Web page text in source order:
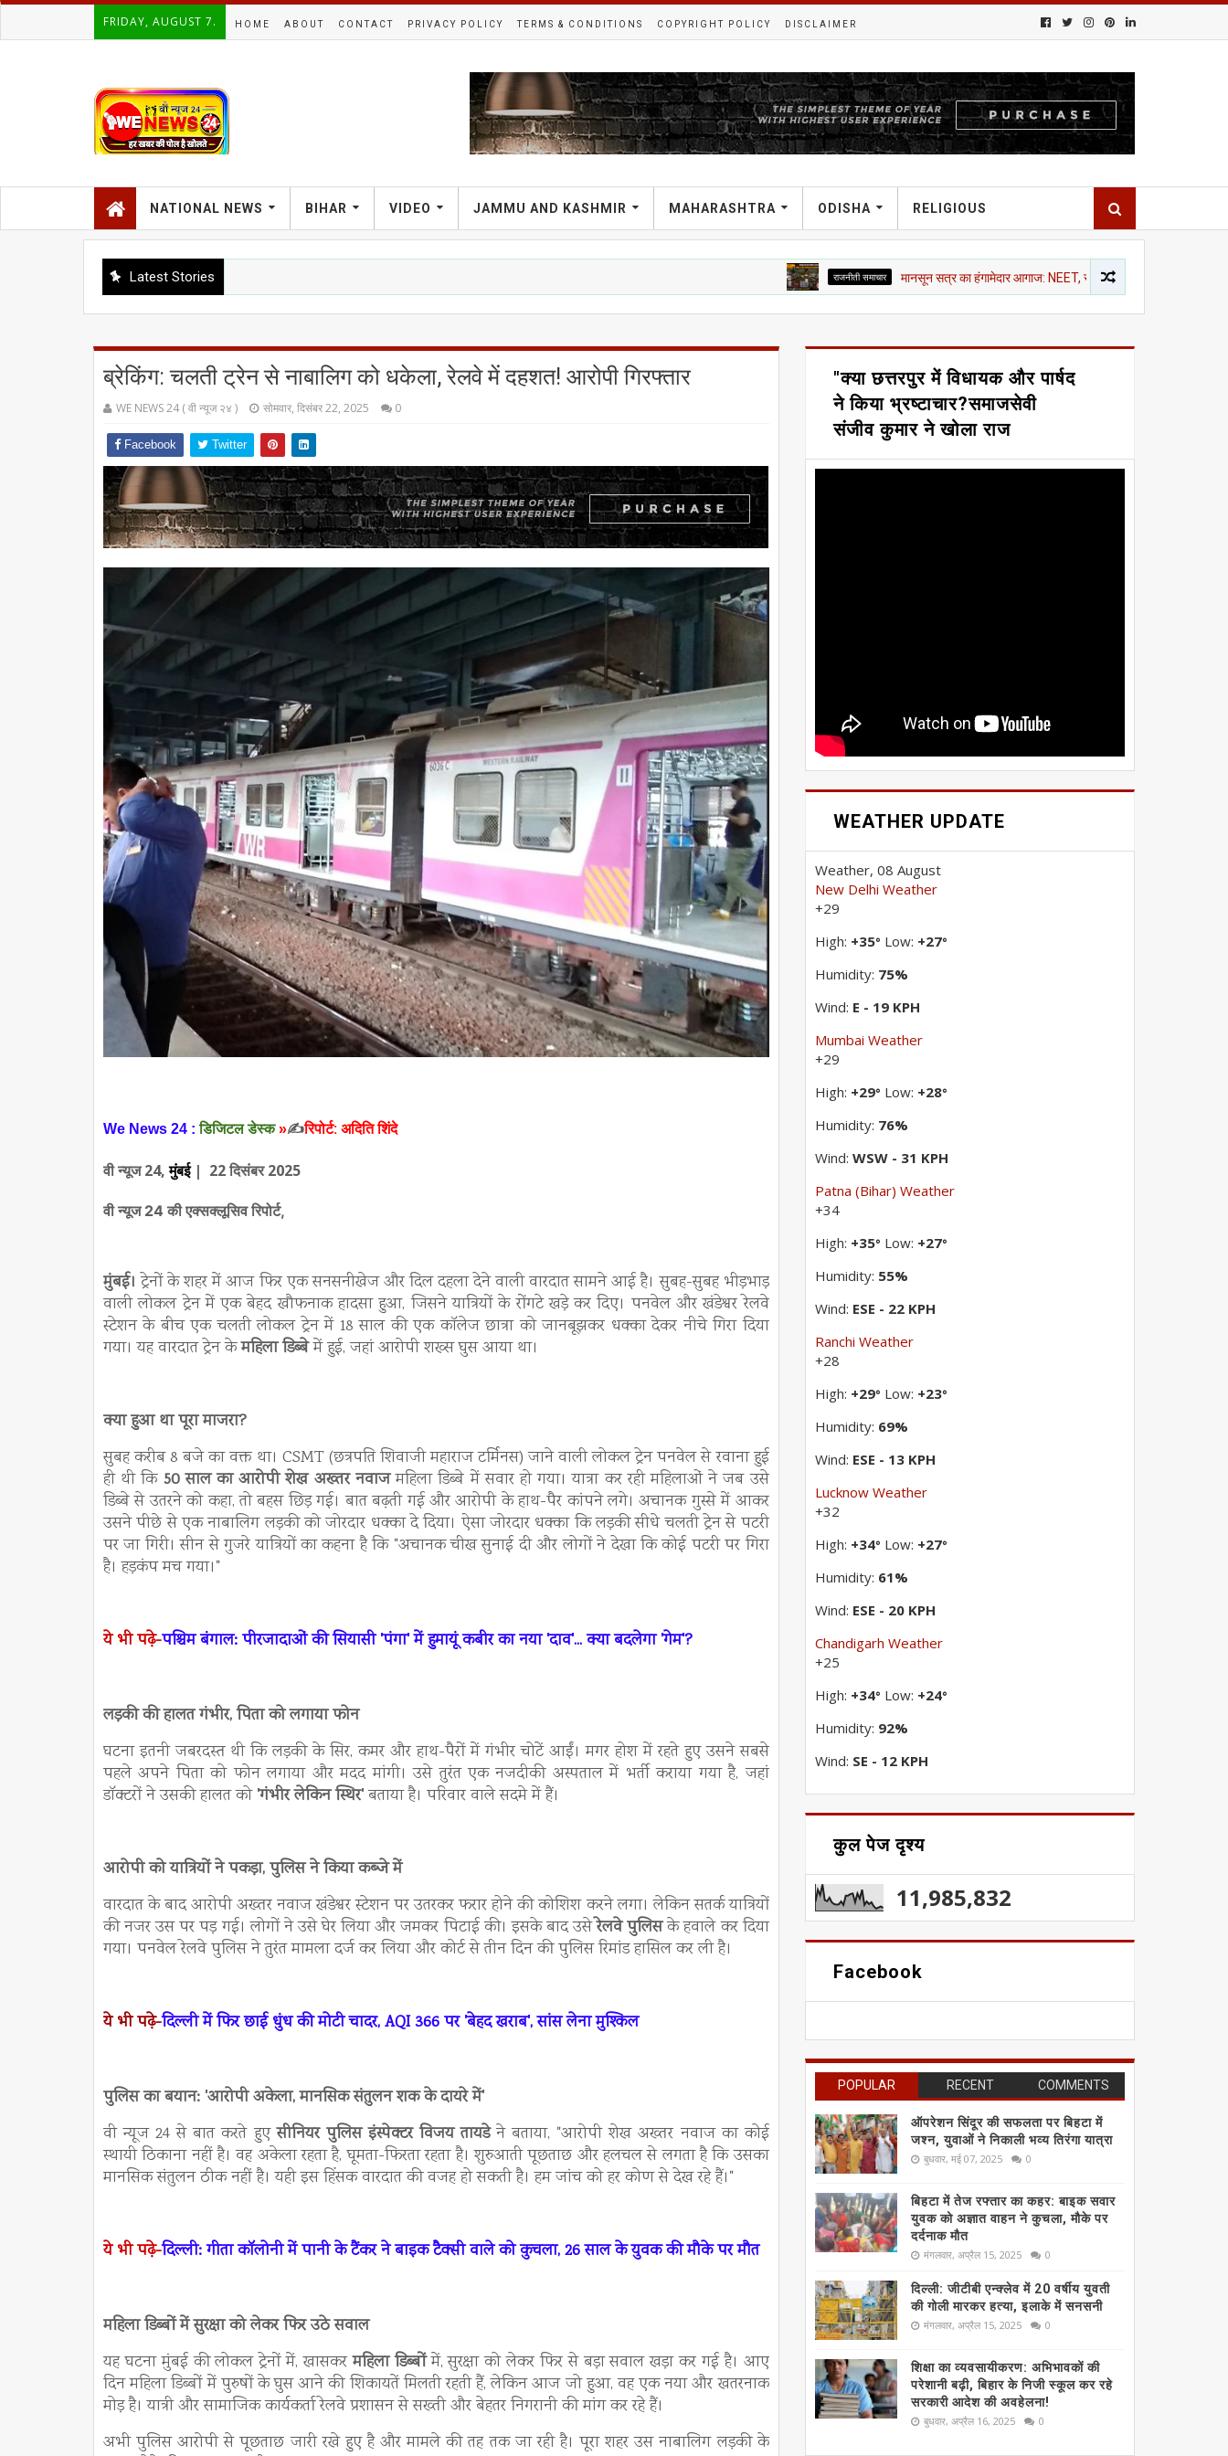
FRIDAY, AUGUST 7. HOME ABOUT CONTACT PRIVACY POLICY TERMS & CONDITIONS COPYRIGHT POLICY DISCLAIMER
NATIONAL NEWS BIHAR VIDEO JAMMU AND KASHMIR MAHARASHTRA ODISHA RELIGIOUS
Latest Stories राजनीती समाचार मानसून सत्र का हंगामेदार आगाज: NEET, राम मंदिर चंदा और CJP मार्च पर विपक्ष का शोर,
ब्रेकिंग: चलती ट्रेन से नाबालिग को धकेला, रेलवे में दहशत! आरोपी गिरफ्तार
WE NEWS 24 ( वी न्यूज २४ ) सोमवार, दिसंबर 22, 2025 0
Facebook Twitter
We News 24 : डिजिटल डेस्क »✍️रिपोर्ट: अदितिशिंदे
वी न्यूज 24,मुंबई| 22 दिसंबर 2025
वी न्यूज 24 की एक्सक्लूसिव रिपोर्ट,
मुंबई। ट्रेनों के शहर में आज फिर एक सनसनीखेज और दिल दहला देने वाली वारदात सामने आई है। सुबह-सुबह भीड़भाड़
वाली लोकल ट्रेन में एक बेहद खौफनाक हादसा हुआ, जिसने यात्रियों के रोंगटे खड़े कर दिए। पनवेल और खंडेश्वर रेलवे
स्टेशन के बीच एक चलती लोकल ट्रेन में 18 साल की एक कॉलेज छात्रा को जानबूझकर धक्का देकर नीचे गिरा दिया
गया। यह वारदात ट्रेन केमहिला डिब्बेमें हुई, जहां आरोपी शख्स घुस आया था।
क्या हुआ था पूरा माजरा?
सुबह करीब 8 बजे का वक्त था। CSMT (छत्रपति शिवाजी महाराज टर्मिनस) जाने वाली लोकल ट्रेन पनवेल से रवाना हुई
ही थी कि 50 साल का आरोपी शेख अख्तर नवाजमहिला डिब्बे में सवार हो गया। यात्रा कर रही महिलाओं ने जब उसे
डिब्बे से उतरने को कहा, तो बहस छिड़ गई। बात बढ़ती गई और आरोपी के हाथ-पैर कांपने लगे। अचानक गुस्से में आकर
उसने पीछे से एक नाबालिग लड़की को जोरदार धक्का दे दिया। ऐसा जोरदार धक्का कि लड़की सीधे चलती ट्रेन से पटरी
पर जा गिरी। सीन से गुजरे यात्रियों का कहना है कि "अचानक चीख सुनाई दी और लोगों ने देखा कि कोई पटरी पर गिरा
है। हड़कंप मच गया।"
ये भी पढ़े-पश्चिम बंगाल: पीरजादाओं की सियासी 'पंगा' में हुमायूं कबीर का नया 'दाव'... क्या बदलेगा 'गेम'?
लड़की की हालत गंभीर, पिता को लगाया फोन
घटना इतनी जबरदस्त थी कि लड़की के सिर, कमर और हाथ-पैरों में गंभीर चोटें आईं। मगर होश में रहते हुए उसने सबसे
पहले अपने पिता को फोन लगाया और मदद मांगी। उसे तुरंत एक नजदीकी अस्पताल में भर्ती कराया गया है, जहां
डॉक्टरों ने उसकी हालत को'गंभीर लेकिन स्थिर'बताया है। परिवार वाले सदमे में हैं।
आरोपी को यात्रियों ने पकड़ा, पुलिस ने किया कब्जे में
वारदात के बाद आरोपी अख्तर नवाज खंडेश्वर स्टेशन पर उतरकर फरार होने की कोशिश करने लगा। लेकिन सतर्क यात्रियों
की नजर उस पर पड़ गई। लोगों ने उसे घेर लिया और जमकर पिटाई की। इसके बाद उसेरेलवे पुलिसके हवाले कर दिया
गया। पनवेल रेलवे पुलिस ने तुरंत मामला दर्ज कर लिया और कोर्ट से तीन दिन की पुलिस रिमांड हासिल कर ली है।
ये भी पढ़े-दिल्ली में फिर छाई धुंध की मोटी चादर, AQI 366 पर 'बेहद खराब', सांस लेना मुश्किल
पुलिस का बयान: 'आरोपी अकेला, मानसिक संतुलन शक के दायरे में'
वी न्यूज 24 से बात करते हुएसीनियर पुलिस इंस्पेक्टर विजय तायडेने बताया, "आरोपी शेख अख्तर नवाज का कोई
स्थायी ठिकाना नहीं है। वह अकेला रहता है, घूमता-फिरता रहता है। शुरुआती पूछताछ और हलचल से लगता है कि उसका
मानसिक संतुलन ठीक नहीं है। यही इस हिंसक वारदात की वजह हो सकती है। हम जांच को हर कोण से देख रहे हैं।"
ये भी पढ़े-दिल्ली: गीता कॉलोनी में पानी के टैंकर ने बाइक टैक्सी वाले को कुचला, 26 साल के युवक की मौके पर मौत
महिला डिब्बों में सुरक्षा को लेकर फिर उठे सवाल
यह घटना मुंबई की लोकल ट्रेनों में, खासकरमहिला डिब्बोंमें, सुरक्षा को लेकर फिर से बड़ा सवाल खड़ा कर गई है। आए
दिन महिला डिब्बों में पुरुषों के घुस आने की शिकायतें मिलती रहती हैं, लेकिन आज जो हुआ, वह एक नया और खतरनाक
मोड़ है। यात्री और सामाजिक कार्यकर्ता रेलवे प्रशासन से सख्ती और बेहतर निगरानी की मांग कर रहे हैं।
अभी पुलिस आरोपी से पूछताछ जारी रखे हुए है और मामले की तह तक जा रही है। पूरा शहर उस नाबालिग लड़की के
"क्या छत्तरपुर में विधायक और पार्षद
ने किया भ्रष्टाचार?समाजसेवी
संजीव कुमार ने खोला राज
WEATHER UPDATE
Weather, 08 August
New Delhi Weather
+29
High: +35° Low: +27°
Humidity: 75%
Wind: E - 19 KPH
Mumbai Weather
+29
High: +29° Low: +28°
Humidity: 76%
Wind:WSW - 31 KPH
Patna (Bihar) Weather
+34
High: +35° Low: +27°
Humidity: 55%
Wind: ESE - 22 KPH
Ranchi Weather
+28
High: +29° Low: +23°
Humidity: 69%
Wind: ESE - 13 KPH
Lucknow Weather
+32
High: +34° Low: +27°
Humidity: 61%
Wind: ESE - 20 KPH
Chandigarh Weather
+25
High: +34° Low: +24°
Humidity: 92%
Wind: SE - 12 KPH
कुल पेज दृश्य
11,985,832
Facebook
POPULAR RECENT COMMENTS
ऑपरेशन सिंदूर की सफलता पर बिहटा में
जश्न, युवाओं ने निकाली भव्य तिरंगा यात्रा
बुधवार, मई 07, 2025 0
बिहटा में तेज रफ्तार का कहर: बाइक सवार
युवक को अज्ञात वाहन ने कुचला, मौके पर
दर्दनाक मौत
मंगलवार, अप्रैल 15, 2025 0
दिल्ली: जीटीबी एन्क्लेव में 20 वर्षीय युवती
की गोली मारकर हत्या, इलाके में सनसनी
मंगलवार, अप्रैल 15, 2025 0
शिक्षा का व्यवसायीकरण: अभिभावकों की
परेशानी बढ़ी, बिहार के निजी स्कूल कर रहे
सरकारी आदेश की अवहेलना!
बुधवार, अप्रैल 16, 2025 0